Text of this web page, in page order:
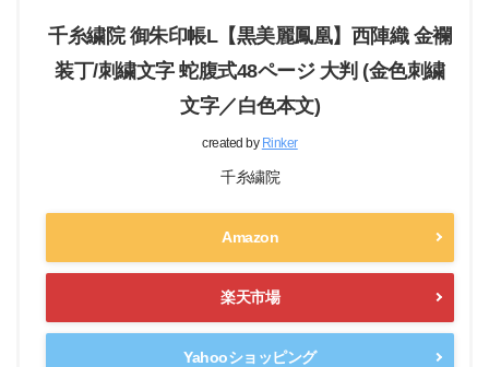
千糸繍院 御朱印帳L【黒美麗鳳凰】西陣織 金襴
装丁/刺繍文字 蛇腹式48ページ 大判 (金色刺繍
文字／白色本文)
created by Rinker
千糸繍院
Amazon
楽天市場
Yahooショッピング